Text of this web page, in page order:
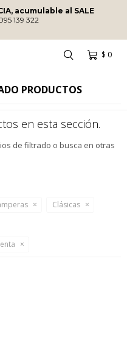
acumulable al SALE
139 322
$ 0
PRODUCTOS
en esta sección.
de filtrado o busca en otras
Clásicas